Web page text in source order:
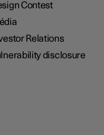
Contest
Relations
disclosure